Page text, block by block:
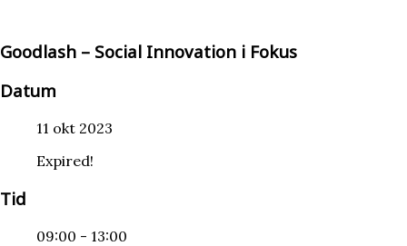
Goodlash – Social Innovation i Fokus
Datum
11 okt 2023
Expired!
Tid
09:00 - 13:00